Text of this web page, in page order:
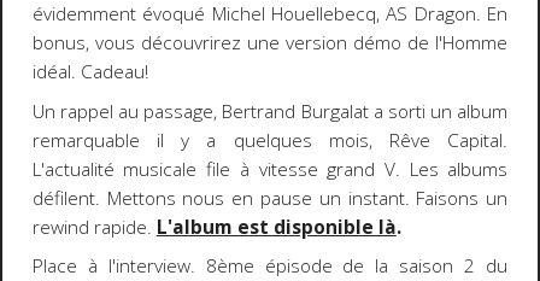
évidemment évoqué Michel Houellebecq, AS Dragon. En
bonus, vous découvrirez une version démo de l'Homme
idéal. Cadeau!
Un rappel au passage, Bertrand Burgalat a sorti un album
remarquable il y a quelques mois, Rêve Capital.
L'actualité musicale file à vitesse grand V. Les albums
défilent. Mettons nous en pause un instant. Faisons un
rewind rapide. L'album est disponible là.
Place à l'interview. 8ème épisode de la saison 2 du